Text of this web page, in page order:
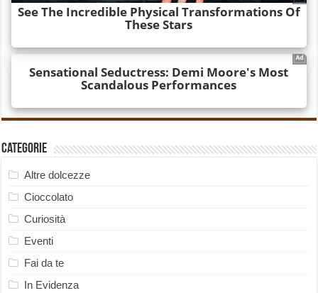
Categorie
Altre dolcezze
Cioccolato
Curiosità
Eventi
Fai da te
In Evidenza